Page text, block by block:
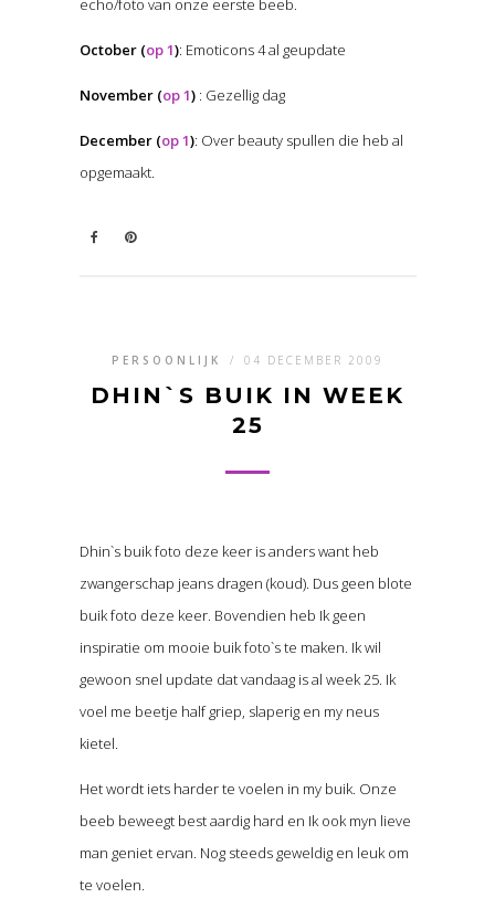
echo/foto van onze eerste beeb.
October (op 1): Emoticons 4 al geupdate
November (op 1) : Gezellig dag
December (op 1): Over beauty spullen die heb al
opgemaakt.
PERSOONLIJK / 04 DECEMBER 2009
DHIN`S BUIK IN WEEK
25
Dhin`s buik foto deze keer is anders want heb
zwangerschap jeans dragen (koud). Dus geen blote
buik foto deze keer. Bovendien heb Ik geen
inspiratie om mooie buik foto`s te maken. Ik wil
gewoon snel update dat vandaag is al week 25. Ik
voel me beetje half griep, slaperig en my neus
kietel.
Het wordt iets harder te voelen in my buik. Onze
beeb beweegt best aardig hard en Ik ook myn lieve
man geniet ervan. Nog steeds geweldig en leuk om
te voelen.